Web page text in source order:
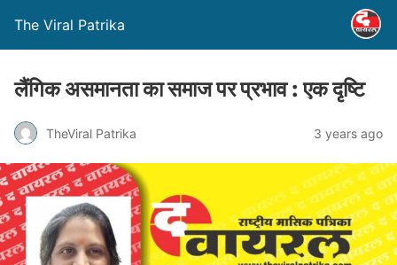
The Viral Patrika
लैंगिक असमानता का समाज पर प्रभाव : एक दृष्टि
TheViral Patrika 3 years ago